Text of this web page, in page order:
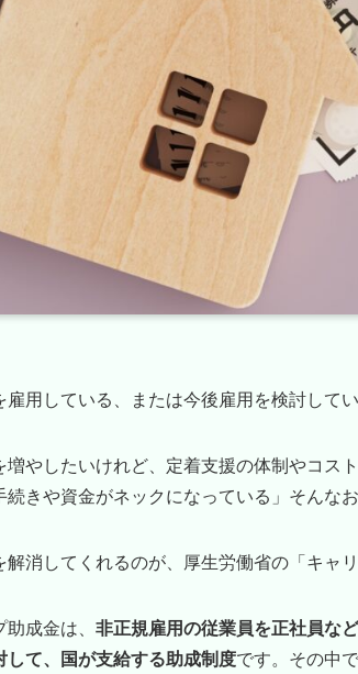
雇用している、または今後雇用を検討して
増やしたいけれど、定着支援の体制やコス
続きや資金がネックになっている」そんな
解消してくれるのが、厚生労働省の「キャ
成金は、 非正規雇用の従業員を正社員な
して、国が支給する助成制度です。その中